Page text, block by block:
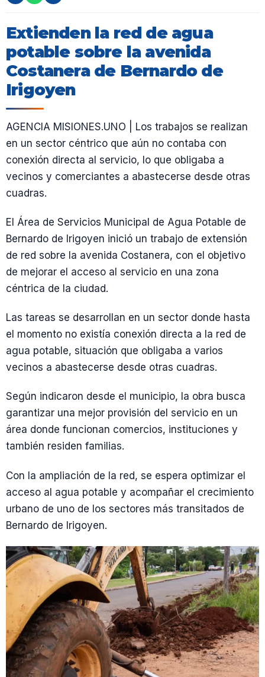
Extienden la red de agua
potable sobre la avenida
Costanera de Bernardo de
Irigoyen
AGENCIA MISIONES.UNO | Los trabajos se realizan
en un sector céntrico que aún no contaba con
conexión directa al servicio, lo que obligaba a
vecinos y comerciantes a abastecerse desde otras
cuadras.
El Área de Servicios Municipal de Agua Potable de
Bernardo de Irigoyen inició un trabajo de extensión
de red sobre la avenida Costanera, con el objetivo
de mejorar el acceso al servicio en una zona
céntrica de la ciudad.
Las tareas se desarrollan en un sector donde hasta
el momento no existía conexión directa a la red de
agua potable, situación que obligaba a varios
vecinos a abastecerse desde otras cuadras.
Según indicaron desde el municipio, la obra busca
garantizar una mejor provisión del servicio en un
área donde funcionan comercios, instituciones y
también residen familias.
Con la ampliación de la red, se espera optimizar el
acceso al agua potable y acompañar el crecimiento
urbano de uno de los sectores más transitados de
Bernardo de Irigoyen.